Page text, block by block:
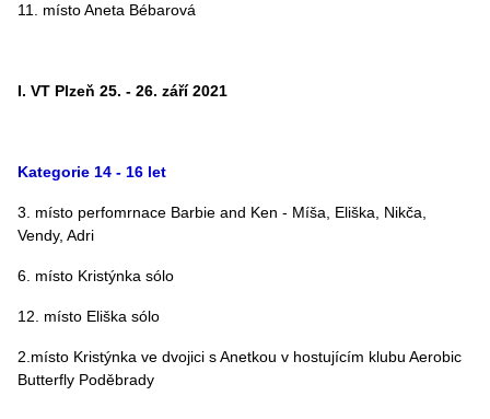
11. místo Aneta Bébarová
I. VT Plzeň 25. - 26. září 2021
Kategorie 14 - 16 let
3. místo perfomrnace Barbie and Ken - Míša, Eliška, Nikča,
Vendy, Adri
6. místo Kristýnka sólo
12. místo Eliška sólo
2.místo Kristýnka ve dvojici s Anetkou v hostujícím klubu Aerobic
Butterfly Poděbrady